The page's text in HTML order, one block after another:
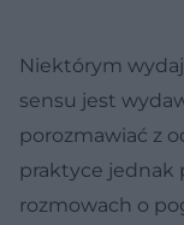
Niektórym
sensu jest
porozmawiać z
praktyce jednak
rozmowach o